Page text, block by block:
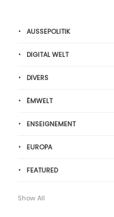
AUSSEPOLITIK
DIGITAL WELT
DIVERS
ËMWELT
ENSEIGNEMENT
EUROPA
FEATURED
Show All